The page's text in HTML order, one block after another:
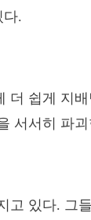
다.
더 쉽게 지
서서히 파
고 있다. 그